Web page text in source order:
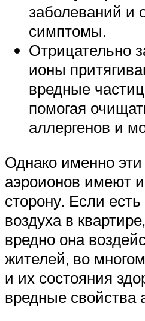
заболеваний и
симптомы.
Отрицательно
ионы
вредные
помогая
аллергенов и
Однако именно
аэроионов имеют
сторону. Если
воздуха в
вредно она
жителей, во
и их состояния
вредные свойства